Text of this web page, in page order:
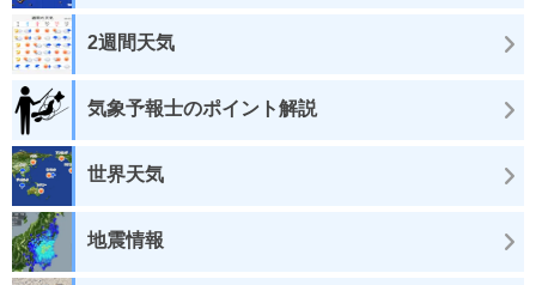
2週間天気
気象予報士のポイント解説
世界天気
地震情報